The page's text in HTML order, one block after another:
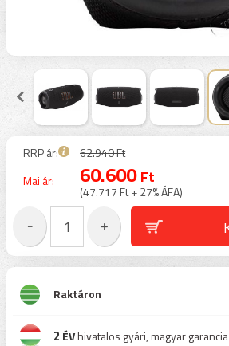
RRP ár:
62.940 Ft
Mai ár:
60.600Ft
(47.717 Ft + 27% ÁFA)
Raktáron
2 ÉVhivatalos gyári, magyar garancia